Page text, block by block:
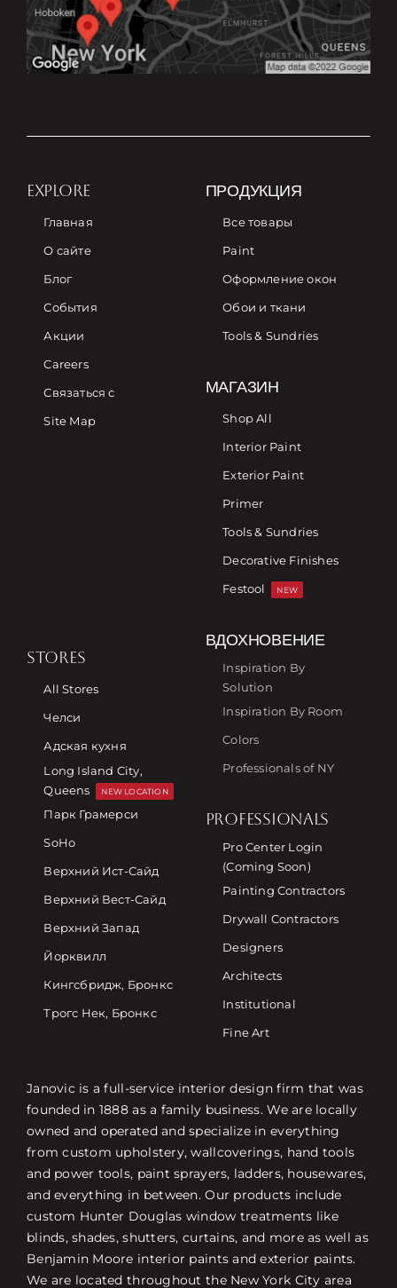
EXPLORE
Главная
О сайте
Блог
События
Акции
Careers
Связаться с
Site Map
ПРОДУКЦИЯ
Все товары
Paint
Оформление окон
Обои и ткани
Tools & Sundries
МАГАЗИН
Shop All
Interior Paint
Exterior Paint
Primer
Tools & Sundries
Decorative Finishes
Festool
NEW
STORES
All Stores
Челси
Адская кухня
Long Island City,
Queens
NEW LOCATION
Парк Грамерси
SoHo
Верхний Ист-Сайд
Верхний Вест-Сайд
Верхний Запад
Йорквилл
Кингсбридж, Бронкс
Трогс Нек, Бронкс
ВДОХНОВЕНИЕ
Inspiration By
Solution
Inspiration By Room
Colors
Professionals of NY
PROFESSIONALS
Pro Center Login
(Coming Soon)
Painting Contractors
Drywall Contractors
Designers
Architects
Institutional
Fine Art
Janovic is a full-service interior design firm that was
founded in 1888 as a family business. We are locally
owned and operated and specialize in everything
from custom upholstery, wallcoverings, hand tools
and power tools, paint sprayers, ladders, housewares,
and everything in between. Our products include
custom Hunter Douglas window treatments like
blinds, shades, shutters, curtains, and more as well as
Benjamin Moore interior paints and exterior paints.
We are located throughout the New York City area